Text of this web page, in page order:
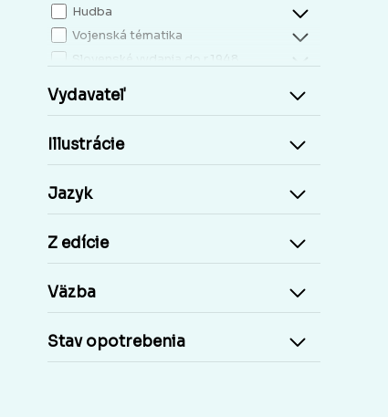
Hudba
Vojenská tématika
Slovenské vydania do r.1948
Kresťanská literatúra
Príroda a človek
Cudzie jazyky, učebnice a slovníky
Učebnice základná škola
Staré tlače, Early prints
Časopisy a noviny
Vydavateľ
Illustrácie
Jazyk
Z edície
Väzba
Stav opotrebenia